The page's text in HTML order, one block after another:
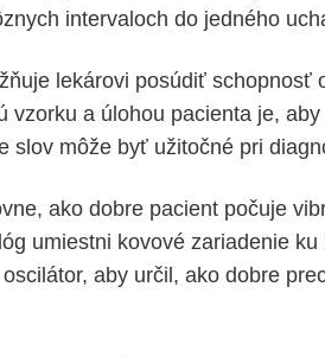
intervaloch do jedného
lekárovi posúdiť schopnosť
vzorku a úlohou pacienta je,
slov môže byť užitočné pri
ako dobre pacient počuje
umiestni kovové zariadenie
aby určil, ako dobre